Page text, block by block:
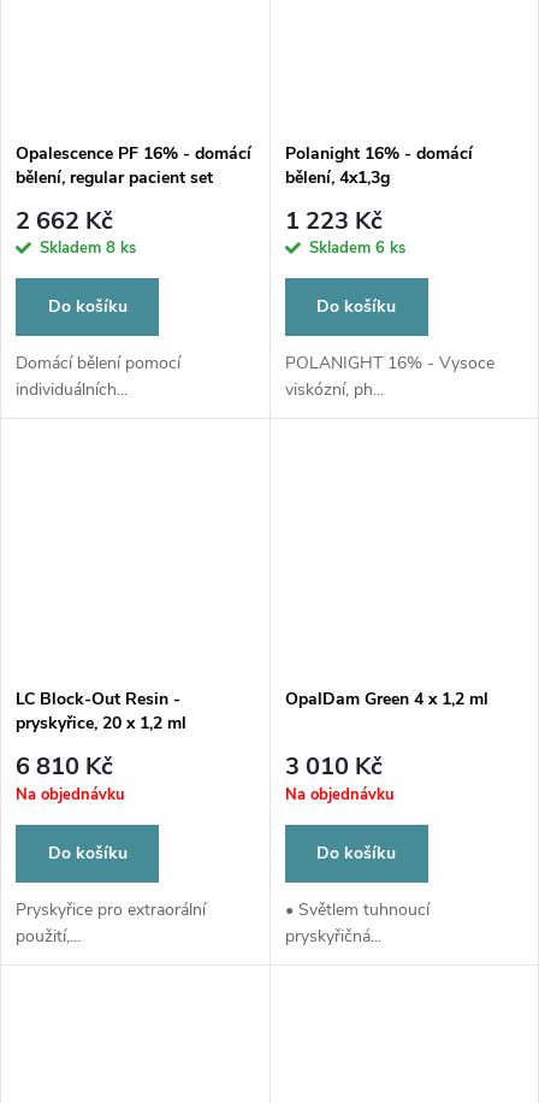
Opalescence PF 16% - domácí
bělení, regular pacient set
2 662 Kč
Skladem 8 ks
Do košíku
Domácí bělení pomocí
individuálních...
Polanight 16% - domácí
bělení, 4x1,3g
1 223 Kč
Skladem 6 ks
Do košíku
POLANIGHT 16% - Vysoce
viskózní, ph...
LC Block-Out Resin -
pryskyřice, 20 x 1,2 ml
6 810 Kč
Na objednávku
Do košíku
Pryskyřice pro extraorální
použití,...
OpalDam Green 4 x 1,2 ml
3 010 Kč
Na objednávku
Do košíku
• Světlem tuhnoucí
pryskyřičná...